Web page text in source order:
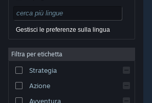
appartengono ai rispettivi proprietari negli Stati Uniti e
legali|
Steam| Rimborsi|
Gestisci le preferenze sulla lingua
Filtra per etichetta
Strategia
Azione
Avventura